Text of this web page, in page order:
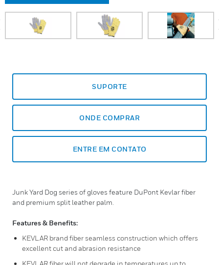
SUPORTE
ONDE COMPRAR
ENTRE EM CONTATO
Junk Yard Dog series of gloves feature DuPont Kevlar fiber
and premium split leather palm.
Features & Benefits:
KEVLAR brand fiber seamless construction which offers
excellent cut and abrasion resistance
KEVLAR fiber will not degrade in temperatures up to